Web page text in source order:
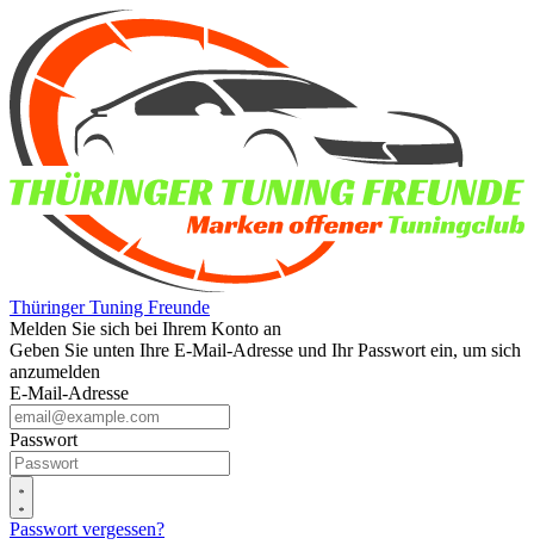
Thüringer Tuning Freunde
Melden Sie sich bei Ihrem Konto an
Geben Sie unten Ihre E-Mail-Adresse und Ihr Passwort ein, um sich
anzumelden
E-Mail-Adresse
Passwort
Passwort vergessen?